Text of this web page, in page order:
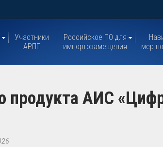
Участники
АРПП
Российское ПО для
импортозамещения
мер
продукта АИС